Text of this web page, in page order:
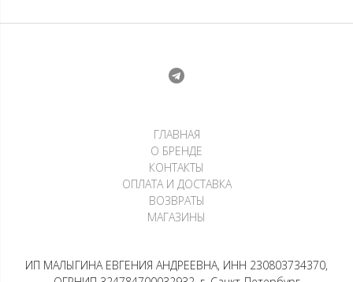
ГЛАВНАЯ
О БРЕНДЕ
КОНТАКТЫ
ОПЛАТА И ДОСТАВКА
ВОЗВРАТЫ
МАГАЗИНЫ
ИП МАЛЫГИНА ЕВГЕНИЯ АНДРЕЕВНА, ИНН 230803734370,